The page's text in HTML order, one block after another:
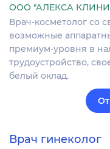
ООО "АЛЕКСА
Врач-косметолог со
возможные
премиум-уровня в
трудоустройство,
белый оклад.
Врач гинеколог